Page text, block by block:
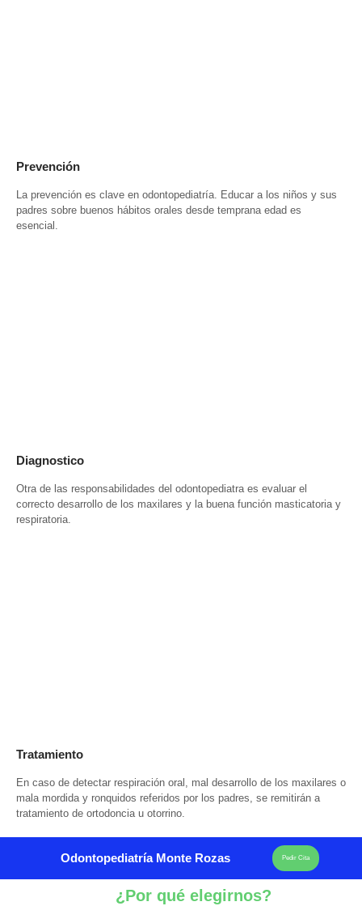
Prevención
La prevención es clave en odontopediatría. Educar a los niños y sus
padres sobre buenos hábitos orales desde temprana edad es
esencial.
Diagnostico
Otra de las responsabilidades del odontopediatra es evaluar el
correcto desarrollo de los maxilares y la buena función masticatoria y
respiratoria.
Tratamiento
En caso de detectar respiración oral, mal desarrollo de los maxilares o
mala mordida y ronquidos referidos por los padres, se remitirán a
tratamiento de ortodoncia u otorrino.
Odontopediatría Monte Rozas Pedir Cita
¿Por qué elegirnos?